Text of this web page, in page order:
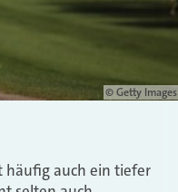
© Getty Images
häufig auch ein tiefer